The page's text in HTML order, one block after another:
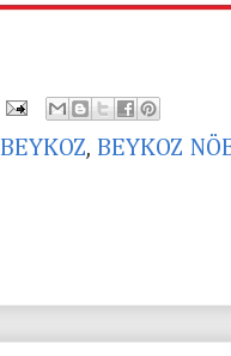
BEYKOZ, BEYKOZ